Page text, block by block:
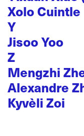
Xolo Cuintle
Y
Jisoo Yoo
Z
Mengzhi
Alexandre
Kyvèli Zoi